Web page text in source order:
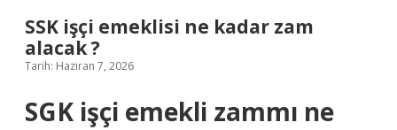
SSK işçi emeklisi ne kadar zam
alacak ?
Tarih: Haziran 7, 2026
SGK işçi emekli zammı ne